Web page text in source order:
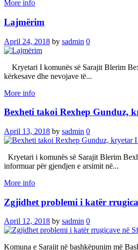
More info
Lajmërim
April 24, 2018 by sadmin 0
Kryetari I komunës së Sarajit Blerim
kërkesave dhe nevojave të...
More info
Bexheti takoi Rexhep Gunduz,
April 13, 2018 by sadmin 0
Kryetari i komunës së Sarajit Blerim
informuar për gjendjen e arsimit në...
More info
Zgjidhet problemi i katër
April 12, 2018 by sadmin 0
Komuna e Sarajit në bashkëpunim më